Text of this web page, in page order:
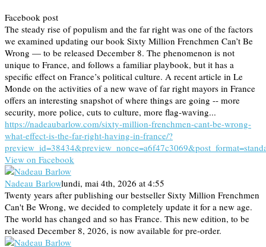
Facebook post
The steady rise of populism and the far right was one of the factors
we examined updating our book Sixty Million Frenchmen Can’t Be
Wrong — to be released December 8. The phenomenon is not
unique to France, and follows a familiar playbook, but it has a
specific effect on France’s political culture. A recent article in Le
Monde on the activities of a new wave of far right mayors in France
offers an interesting snapshot of where things are going -- more
security, more police, cuts to culture, more flag-waving...
https://nadeaubarlow.com/sixty-million-frenchmen-cant-be-wrong-
what-effect-is-the-far-right-having-in-france/?
View on Facebook
Nadeau Barlowlundi, mai 4th, 2026 at 4:55
Twenty years after publishing our bestseller Sixty Million Frenchmen
Can't Be Wrong, we decided to completely update it for a new age.
The world has changed and so has France. This new edition, to be
released December 8, 2026, is now available for pre-order.